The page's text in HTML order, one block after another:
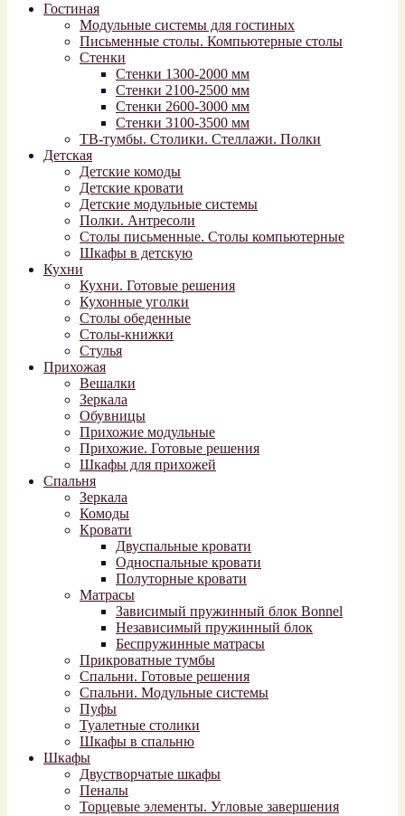
Гостиная
Модульные системы для гостиных
Письменные столы. Компьютерные столы
Стенки
Стенки 1300-2000 мм
Стенки 2100-2500 мм
Стенки 2600-3000 мм
Стенки 3100-3500 мм
ТВ-тумбы. Столики. Стеллажи. Полки
Детская
Детские комоды
Детские кровати
Детские модульные системы
Полки. Антресоли
Столы письменные. Столы компьютерные
Шкафы в детскую
Кухни
Кухни. Готовые решения
Кухонные уголки
Столы обеденные
Столы-книжки
Стулья
Прихожая
Вешалки
Зеркала
Обувницы
Прихожие модульные
Прихожие. Готовые решения
Шкафы для прихожей
Спальня
Зеркала
Комоды
Кровати
Двуспальные кровати
Односпальные кровати
Полуторные кровати
Матрасы
Зависимый пружинный блок Bonnel
Независимый пружинный блок
Беспружинные матрасы
Прикроватные тумбы
Спальни. Готовые решения
Спальни. Модульные системы
Пуфы
Туалетные столики
Шкафы в спальню
Шкафы
Двустворчатые шкафы
Пеналы
Торцевые элементы. Угловые завершения